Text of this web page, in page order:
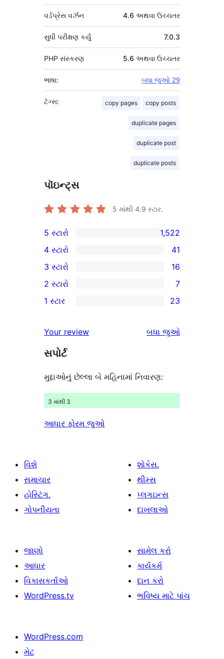
વર્ડપ્રેસ વર્ઝન 4.6 અથવા ઉચ્ચતર
7.0.3
સુધી પરીક્ષણ કર્યું
PHP સંસ્કરણ 5.6 અથવા ઉચ્ચતર
ભાષા: બધા જુઓ 29
ટૅગ્સ: copy pages copy posts
duplicate pages
duplicate post
duplicate posts
પૉઇન્ટ્સ
5 માંથી 4.9 સ્ટાર.
1
5-
સ્ટાર
સમીક્ષાઓ
5 સ્ટારો 1,522
4-
સ્ટાર
સમીક્ષાઓ
4 સ્ટારો 41
16
3-
સ્ટાર
3 સ્ટારો 16
2-
સમીક્ષાઓ
2 સ્ટારો 7
સ્ટાર
સમીક્ષાઓ
1 સ્ટાર 23
Your review બધા સમીક્ષાઓ
જુઓ
સપોર્ટ
મુદ્દાઓનું છેલ્લા બે મહિનામાં નિવારણ:
3 માંથી 3
આધાર ફોરમ જુઓ
વિશે
સમાચાર
હોસ્ટિંગ.
ગોપનીયતા
શોકેસ.
થીમ્સ
પ્લગઇન્સ
દાખલાઓ
જાણો
આધાર
વિકાસકર્તાઓ
WordPress.tv
સામેલ કરો
કાર્યકર્મ
દાન કરો
ભવિષ્ય માટે પાંચ
WordPress.com
મેટ